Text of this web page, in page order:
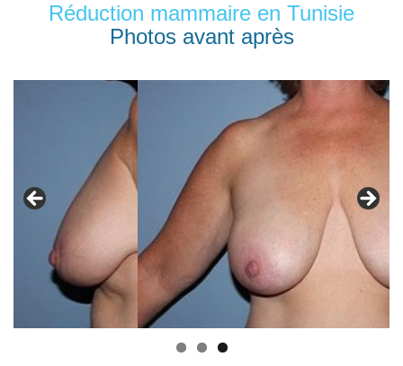
Réduction mammaire en Tunisie
Photos avant après